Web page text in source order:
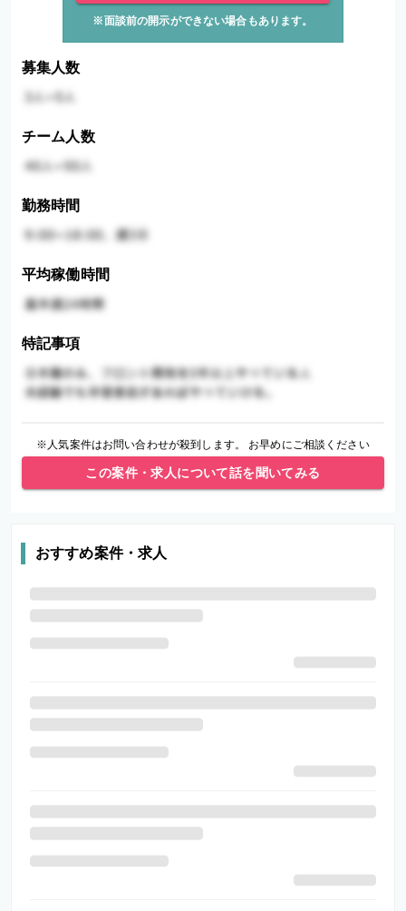
※面談前の開示ができない場合もあります。
募集人数
チーム人数
勤務時間
平均稼働時間
特記事項
※人気案件はお問い合わせが殺到します。 お早めにご相談ください
この案件・求人について話を聞いてみる
おすすめ案件・求人